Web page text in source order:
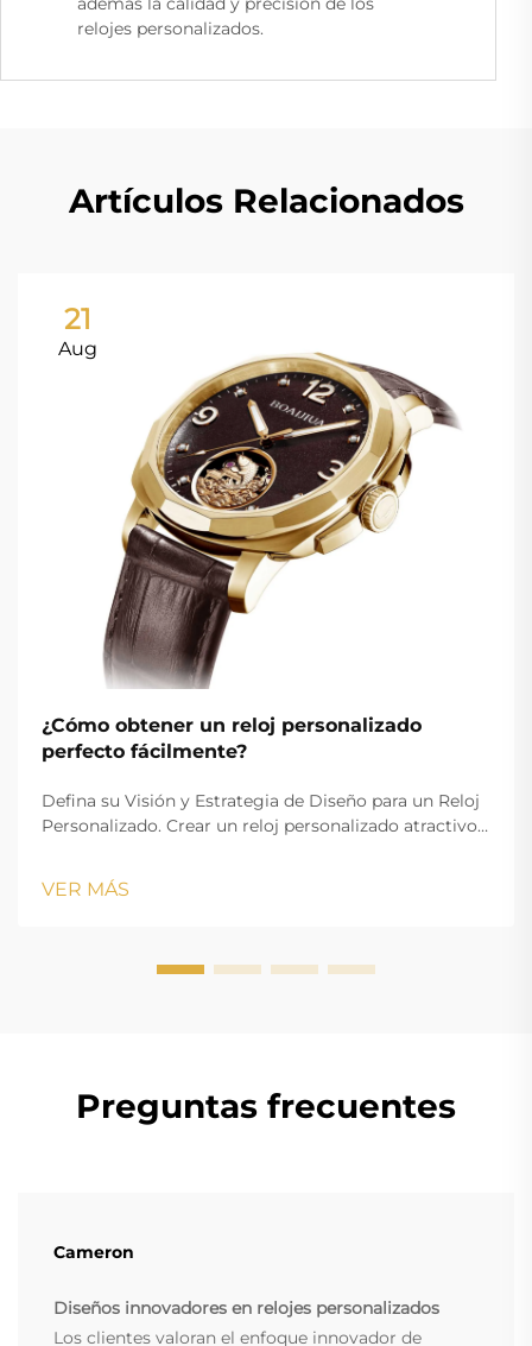
relojes personalizados.
Artículos Relacionados
21
Aug
¿Cómo obtener un reloj personalizado
perfecto fácilmente?
Defina su Visión y Estrategia de Diseño para un Reloj
Personalizado. Crear un reloj personalizado atractivo
alinee sus objetivos estéticos con los requisitos
funcionales. Ya sea que esté creando mercancía con
VER MÁS
Preguntas frecuentes
Cameron
Diseños innovadores en relojes personalizados
Los clientes valoran el enfoque innovador de